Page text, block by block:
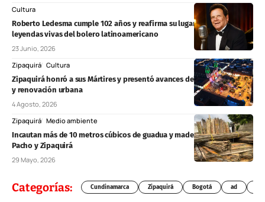
Cultura
Roberto Ledesma cumple 102 años y reafirma su lugar entre las
leyendas vivas del bolero latinoamericano
23 Junio, 2026
Zipaquirá Cultura
Zipaquirá honró a sus Mártires y presentó avances del Regiotram, vías
y renovación urbana
4 Agosto, 2026
Zipaquirá Medio ambiente
Incautan más de 10 metros cúbicos de guadua y madera ilegal en
Pacho y Zipaquirá
29 Mayo, 2026
Categorías: Cundinamarca Zipaquirá Bogotá ad